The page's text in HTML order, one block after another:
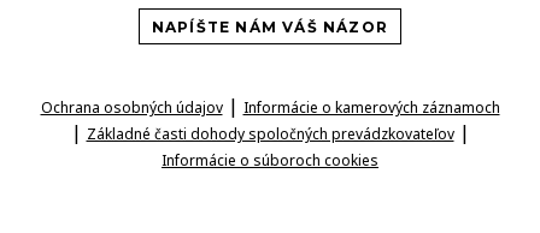
NAPÍŠTE NÁM VÁŠ NÁZOR
Ochrana osobných údajov| Informácie o kamerových záznamoch
| Základné časti dohody spoločných prevádzkovateľov|
Informácie o súboroch cookies